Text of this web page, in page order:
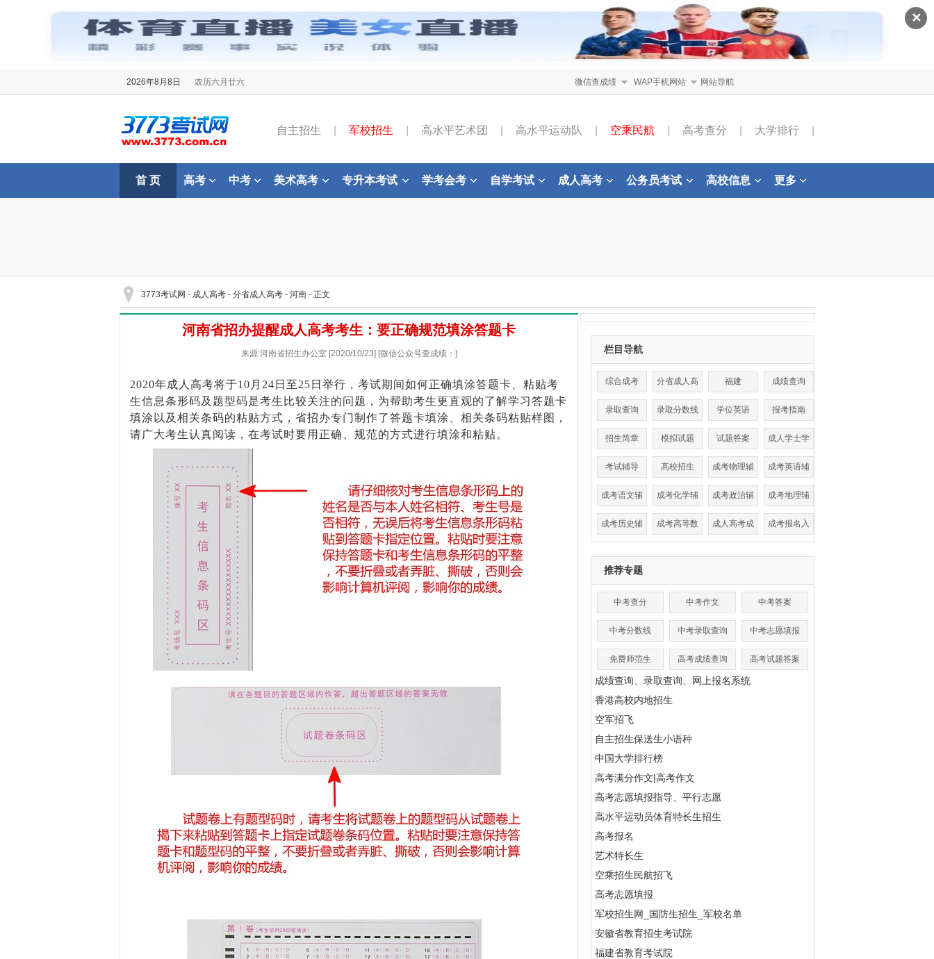
✕
2026年8月8日 农历六月廿六 微信查成绩 WAP手机网站 网站导航
自主招生 军校招生 高水平艺术团 高水平运动队 空乘民航 高考查分 大学排行
首 页 高考 中考 美术高考 专升本考试 学考会考 自学考试 成人高考 公务员考试 高校信息 更多
3773考试网 - 成人高考 - 分省成人高考 - 河南 - 正文
河南省招办提醒成人高考考生：要正确规范填涂答题卡
来源:河南省招生办公室 [2020/10/23] [微信公众号查成绩：]
2020年成人高考将于10月24日至25日举行，考试期间如何正确填涂答题卡、粘贴考
生信息条形码及题型码是考生比较关注的问题，为帮助考生更直观的了解学习答题卡
填涂以及相关条码的粘贴方式，省招办专门制作了答题卡填涂、相关条码粘贴样图，
请广大考生认真阅读，在考试时要用正确、规范的方式进行填涂和粘贴。
栏目导航
综合成考 分省成人高
考
福建 成绩查询
录取查询 录取分数线 学位英语 报考指南
招生简章 模拟试题 试题答案 成人学士学
位
考试辅导
高校招生 成考物理辅
导
成考英语辅
导
成考语文辅
导
成考化学辅
导
成考政治辅
导
成考地理辅
导
成考历史辅
导
成考高等数
学辅导
成人高考成
绩查询
成考报名入
口
推荐专题
中考查分 中考作文 中考答案
中考分数线 中考录取查询 中考志愿填报
免费师范生 高考成绩查询 高考试题答案
成绩查询、录取查询、网上报名系统
香港高校内地招生
空军招飞
自主招生保送生小语种
中国大学排行榜
高考满分作文|高考作文
高考志愿填报指导、平行志愿
高水平运动员体育特长生招生
高考报名
艺术特长生
空乘招生民航招飞
高考志愿填报
军校招生网_国防生招生_军校名单
安徽省教育招生考试院
福建省教育考试院